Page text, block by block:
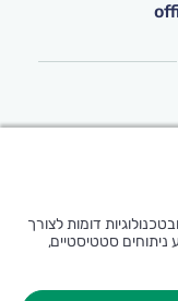
נגישות|
לידיעתכם, אתר זה עושה שימוש בקובצי Cookie ובטכנולוגיות דומות לצורך
ניתוחים סטטיסטיים,